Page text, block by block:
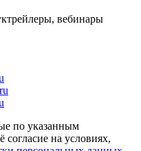
вебинары
по указанным
на условиях,